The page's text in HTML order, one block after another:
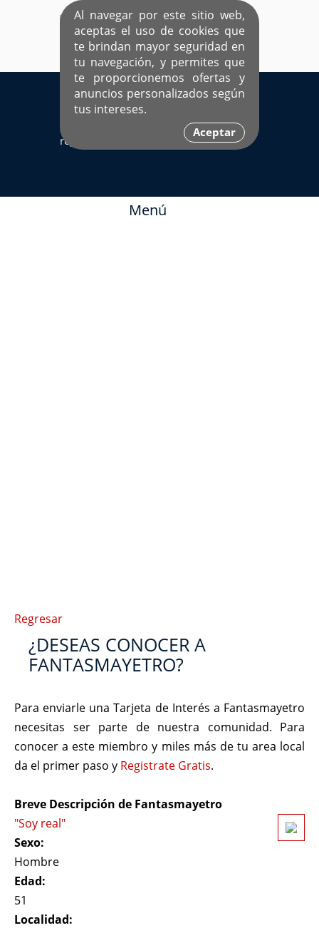
Al navegar por este sitio web,
aceptas el uso de cookies que
te brindan mayor seguridad en
tu navegación, y permites que
te proporcionemos ofertas y
anuncios personalizados según
tus intereses.
Aceptar
EL ÚNICO SITIO DEDICADO A SOLTEROS
HISPANOS COMO TÚ
Ingresa aquí
Sí ya estás
registrado
Menú
Regresar
¿DESEAS CONOCER A
FANTASMAYETRO?
Para enviarle una Tarjeta de Interés a Fantasmayetro
necesitas ser parte de nuestra comunidad. Para
conocer a este miembro y miles más de tu area local
da el primer paso y Registrate Gratis.
Breve Descripción de Fantasmayetro
"Soy real"
Sexo:
Hombre
Edad:
51
Localidad: